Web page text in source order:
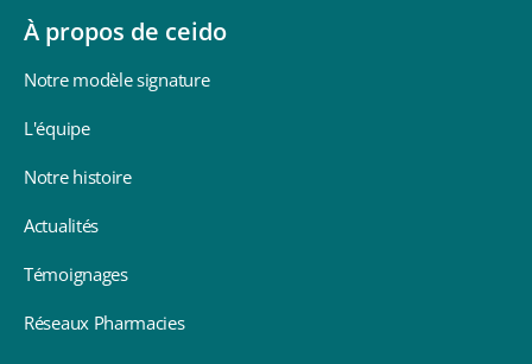
À propos de ceido
Notre modèle signature
L'équipe
Notre histoire
Actualités
Témoignages
Réseaux Pharmacies